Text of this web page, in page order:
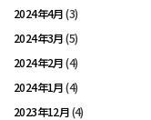
2024年4月(3)
2024年3月(5)
2024年2月(4)
2024年1月(4)
2023年12月(4)